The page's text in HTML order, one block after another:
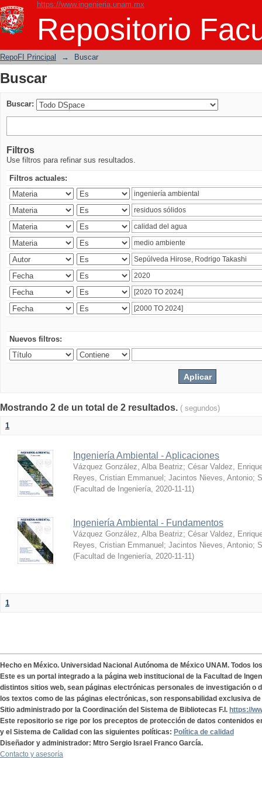
https://www.ingenieria.unam.mx
Repositorio
Buscar
RepoFI Principal → Buscar
Buscar
Buscar:
Filtros
Use filtros para refinar sus resultados.
Filtros actuales:
Nuevos filtros:
Mostrando 2 de un total de 2 resultados. ( segundos)
1
Ingeniería Ambiental - Aplicaciones
Vázquez González, Alba Beatriz; César Valdez,
Reyes, Cristian Emmanuel ; Jacintos Nieves, Antonio;
(Facultad de Ingeniería, 2020-11-11)
Ingeniería Ambiental - Fundamentos
Vázquez González, Alba Beatriz; César Valdez,
Reyes, Cristian Emmanuel ; Jacintos Nieves, Antonio;
(Facultad de Ingeniería, 2020-11-11)
1
Hecho en México. Universidad Nacional Autónoma de México UNAM. Todos
Este es un portal integrado a la página web institucional de la Facultad de
distintos sitios web, sean páginas electrónicas personales de investigación o
los textos como de las páginas electrónicas, son responsabilidad exclusiva
Sitio administrado por la Coordinación del Sistema de Bibliotecas F.I. https://
Este repositorio se rige por los preceptos de protección de datos contenidos
y el Sistema de Calidad con las siguientes políticas: Política de calidad
Diseñador y administrador: Mtro Sergio Israel Franco García.
Contacto y asesoría